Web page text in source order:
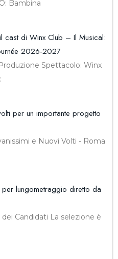
Bambina
cast di Winx Club – Il Musical:
2026-2027
Spettacolo: Winx
per un importante progetto
e Nuovi Volti - Roma
lungometraggio diretto da
dei Candidati La selezione è